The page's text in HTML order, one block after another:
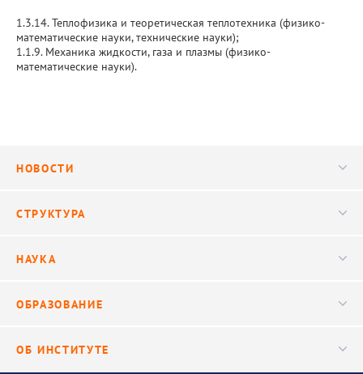
1.3.14. Теплофизика и теоретическая теплотехника (физико-
математические науки, технические науки);
1.1.9. Механика жидкости, газа и плазмы (физико-
математические науки).
НОВОСТИ
Видео
СТРУКТУРА
Научные подразделения
НАУКА
Исследования
ОБРАЗОВАНИЕ
ОБ ИНСТИТУТЕ